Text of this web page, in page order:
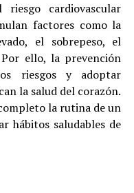
cardiovascular
factores como la
el sobrepeso, el
ello, la prevención
riesgos y adoptar
la salud del corazón.
la rutina de un
hábitos saludables de